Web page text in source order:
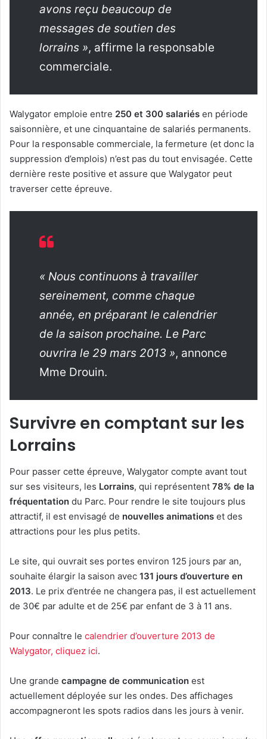
avons reçu beaucoup de
messages de soutien des
lorrains », affirme la responsable
commerciale.
Walygator emploie entre 250 et 300 salariés en période
saisonnière, et une cinquantaine de salariés permanents.
Pour la responsable commerciale, la fermeture (et donc la
suppression d’emplois) n’est pas du tout envisagée. Cette
dernière reste positive et assure que Walygator peut
traverser cette épreuve.
« Nous continuons à travailler
sereinement, comme chaque
année, en préparant le calendrier
de la saison prochaine. Le Parc
ouvrira le 29 mars 2013 », annonce
Mme Drouin.
Survivre en comptant sur les
Lorrains
Pour passer cette épreuve, Walygator compte avant tout
sur ses visiteurs, les Lorrains, qui représentent 78% de la
fréquentation du Parc. Pour rendre le site toujours plus
attractif, il est envisagé de nouvelles animations et des
attractions pour les plus petits.
Le site, qui ouvrait ses portes environ 125 jours par an,
souhaite élargir la saison avec 131 jours d’ouverture en
2013. Le prix d’entrée ne changera pas, il est actuellement
de 30€ par adulte et de 25€ par enfant de 3 à 11 ans.
Pour connaître le calendrier d’ouverture 2013 de
Walygator, cliquez ici.
Une grande campagne de communication est
actuellement déployée sur les ondes. Des affichages
accompagneront les spots radios dans les jours à venir.